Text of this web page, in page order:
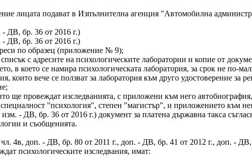
лицата подават в Изпълнителна агенция "Автомобилна
- ДВ, бр. 36 от 2016 г.)
- ДВ, бр. 36 от 2016 г.)
по образец (приложение № 9);
с адресите на психологическите лаборатории и копие от
в което се намира психологическата лаборатория, за срок не по-
които вече се ползват за лаборатория към друго удостоверение за
ще провеждат изследванията, с приложени към него
"психология", степен "магистър", и приложението към
- ДВ, бр. 36 от 2016 г.) документ за платена държавна такса
и съобщенията.
4в, доп. - ДВ, бр. 80 от 2011 г., доп. - ДВ, бр. 41 от 2012 г., доп. -
психологическите изследвания, имат: